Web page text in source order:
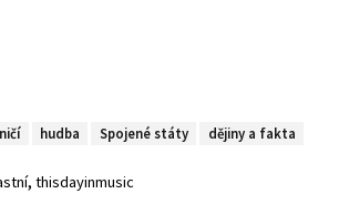
hudba Spojené státy dějiny a fakta
, thisdayinmusic